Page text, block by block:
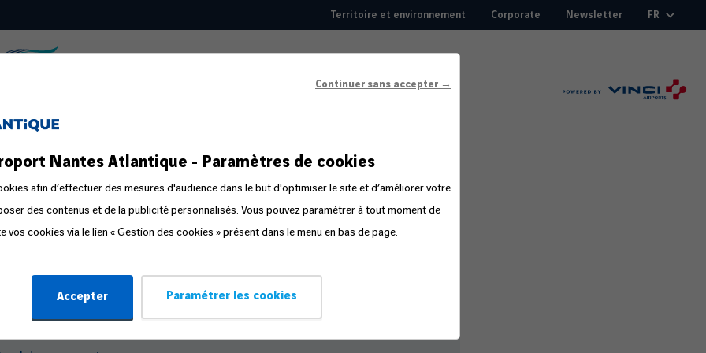
Continuer sans accepter →
Nantes Atlantique - Paramètres de cookies
afin d’effectuer des mesures d'audience dans le but d'optimiser le site et d’améliorer votre
des contenus et de la publicité personnalisés. Vous pouvez paramétrer à tout moment de
vos cookies via le lien « Gestion des cookies » présent dans le menu en bas de page.
Accepter Paramétrer les cookies
Territoire et environnement Corporate Newsletter FR
votre départ
étapes du voyage
de la peur en avion
en famille ou avec un bébé